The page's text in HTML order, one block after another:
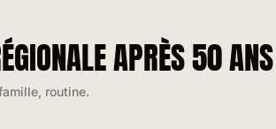
APRÈS 50 ANS
routine.